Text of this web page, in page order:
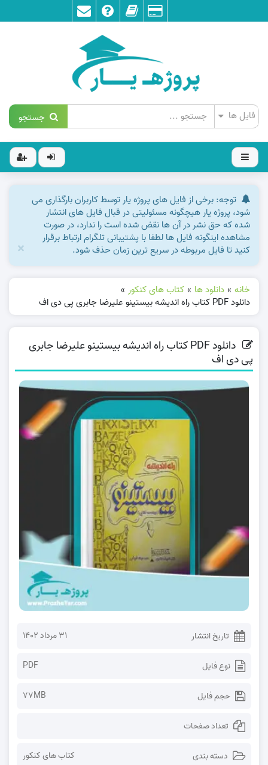
جستجو
توجه: برخی از فایل های پروژه یار توسط کاربران بارگذاری می
شود، پروژه یار هیچگونه مسئولیتی در قبال فایل های انتشار
شده که حق نشر در آن ها نقض شده است را ندارد، در صورت
مشاهده اینگونه فایل ها لطفا با پشتیبانی تلگرام ارتباط برقرار
کنید تا فایل مربوطه در سریع ترین زمان حذف شود.
×
خانه » دانلود ها » کتاب های کنکور »
دانلود PDF کتاب راه اندیشه بیستینو علیرضا جابری پی دی اف
دانلود PDF کتاب راه اندیشه بیستینو علیرضا جابری
پی دی اف
تاریخ انتشار ۳۱ مرداد ۱۴۰۲
نوع فایل PDF
حجم فایل 77MB
تعداد صفحات
دسته بندی کتاب های کنکور